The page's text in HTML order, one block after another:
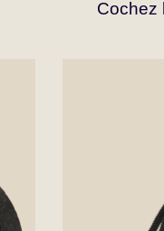
Cochez